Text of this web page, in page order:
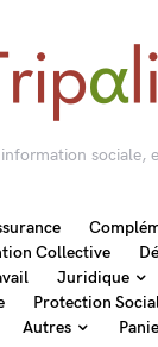
sociale,
Collective
Juridique
Protection
Autres